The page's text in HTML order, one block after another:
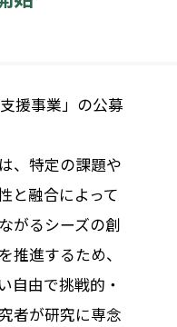
援事業」の公募
、特定の課題や
と融合によって
がるシーズの創
推進するため、
自由で挑戦的・
者が研究に専念